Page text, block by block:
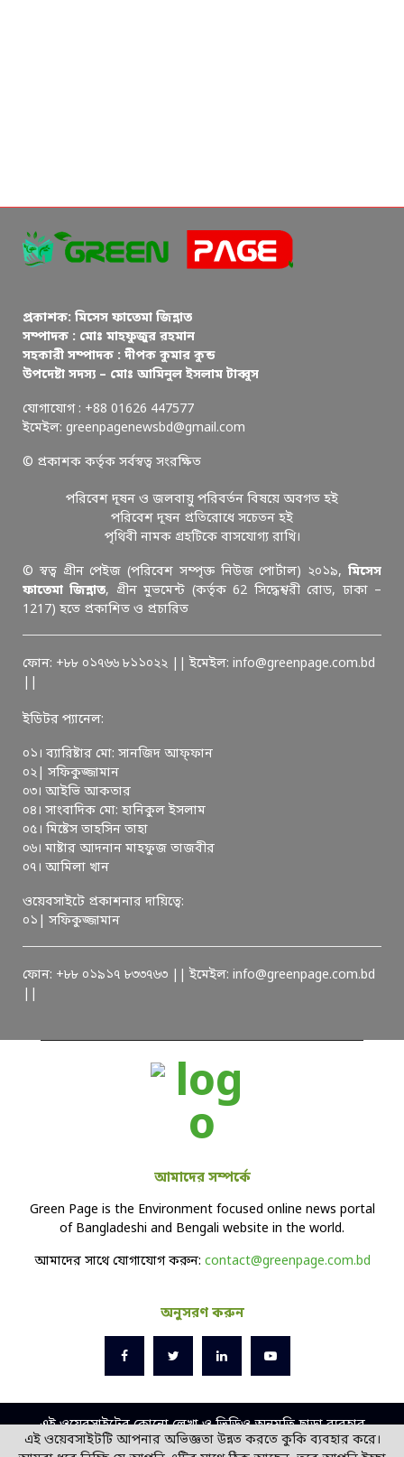
প্রকাশক: মিসেস ফাতেমা জিন্নাত
সম্পাদক : মোঃ মাহফুজুর রহমান
সহকারী সম্পাদক : দীপক কুমার কুন্ড
উপদেষ্টা সদস্য – মোঃ আমিনুল ইসলাম টাব্বুস
যোগাযোগ : +88 01626 447577
ইমেইল: greenpagenewsbd@gmail.com
© প্রকাশক কর্তৃক সর্বস্বত্ব সংরক্ষিত
পরিবেশ দূষন ও জলবায়ু পরিবর্তন বিষয়ে অবগত হই
পরিবেশ দূষন প্রতিরোধে সচেতন হই
পৃথিবী নামক গ্রহটিকে বাসযোগ্য রাখি।
© স্বত্ব গ্রীন পেইজ (পরিবেশ সম্পৃক্ত নিউজ পোর্টাল) ২০১৯, মিসেস
ফাতেমা জিন্নাত, গ্রীন মুভমেন্ট (কর্তৃক 62 সিদ্ধেশ্বরী রোড, ঢাকা –
1217) হতে প্রকাশিত ও প্রচারিত
ফোন: +৮৮ ০১৭৬৬ ৮১১০২২ || ইমেইল: info@greenpage.com.bd
ইডিটর প্যানেল:
০১। ব্যারিষ্টার মো: সানজিদ আফ্ফান
০২| সফিকুজ্জামান
০৩। আইভি আকতার
০৪। সাংবাদিক মো: হানিকুল ইসলাম
০৫। মিষ্টেস তাহসিন তাহা
০৬। মাষ্টার আদনান মাহফুজ তাজবীর
০৭। আমিলা খান
ওয়েবসাইটে প্রকাশনার দায়িত্বে:
০১| সফিকুজ্জামান
ফোন: +৮৮ ০১৯১৭ ৮৩৩৭৬৩ || ইমেইল: info@greenpage.com.bd
আমাদের সম্পর্কে
Green Page is the Environment focused online news portal
of Bangladeshi and Bengali website in the world.
আমাদের সাথে যোগাযোগ করুন: contact@greenpage.com.bd
অনুসরণ করুন
এই ওয়েবসাইটের কোনো লেখা ও ভিডিও অনুমতি ছাড়া ব্যবহার
বেআইনি।
এই ওয়েবসাইটটি আপনার অভিজ্ঞতা উন্নত করতে কুকি ব্যবহার করে।